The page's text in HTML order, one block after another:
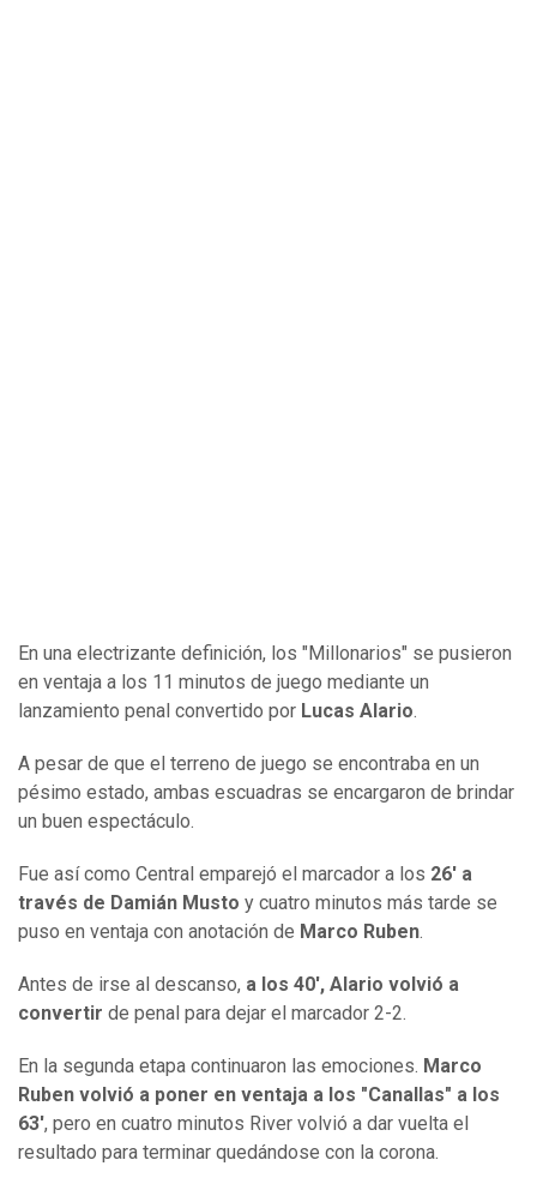
En una electrizante definición, los "Millonarios" se pusieron
en ventaja a los 11 minutos de juego mediante un
lanzamiento penal convertido por Lucas Alario
A pesar de que el terreno de juego se encontraba en un
pésimo estado, ambas escuadras se encargaron de brindar
un buen espectáculo.
Fue así como Central emparejó el marcador a los 26' a
través de Damián Musto y cuatro minutos más tarde se
puso en ventaja con anotación de Marco Ruben
Antes de irse al descanso, a los 40', Alario volvió a
convertir de penal para dejar el marcador 2-2.
En la segunda etapa continuaron las emociones. Marco
Ruben volvió a poner en ventaja a los "Canallas" a los
63', pero en cuatro minutos River volvió a dar vuelta el
resultado para terminar quedándose con la corona.